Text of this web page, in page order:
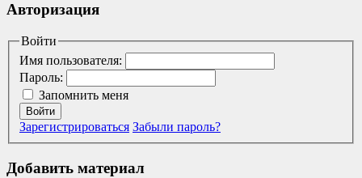
Авторизация
Войти
Имя пользователя:
Пароль:
Запомнить меня
Войти
Зарегистрироваться Забыли пароль?
Добавить материал